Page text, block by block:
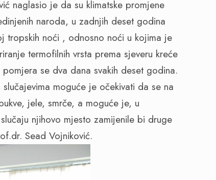
naglasio je da su klimatske promjene
naroda, u zadnjih deset godina
tropskih noći , odnosno noći u kojima je
termofilnih vrsta prema sjeveru kreće
se dva dana svakih deset godina.
moguće je očekivati da se na
jele, smrče, a moguće je, u
njihovo mjesto zamijenile bi druge
Sead Vojniković.